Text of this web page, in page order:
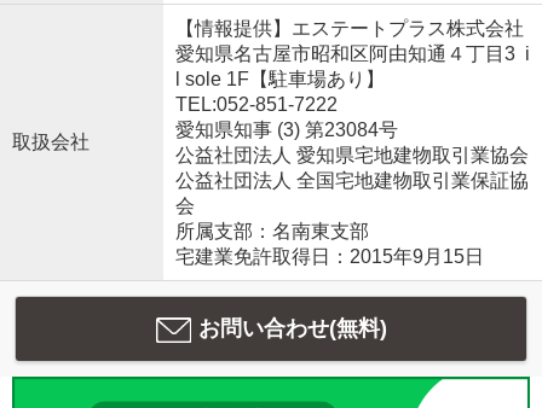
取扱会社
【情報提供】エステートプラス株式会社
愛知県名古屋市昭和区阿由知通４丁目3 i
l sole 1F【駐車場あり】
TEL:052-851-7222
愛知県知事 (3) 第23084号
公益社団法人 愛知県宅地建物取引業協会
公益社団法人 全国宅地建物取引業保証協
会
所属支部：名南東支部
宅建業免許取得日：2015年9月15日
お問い合わせ(無料)